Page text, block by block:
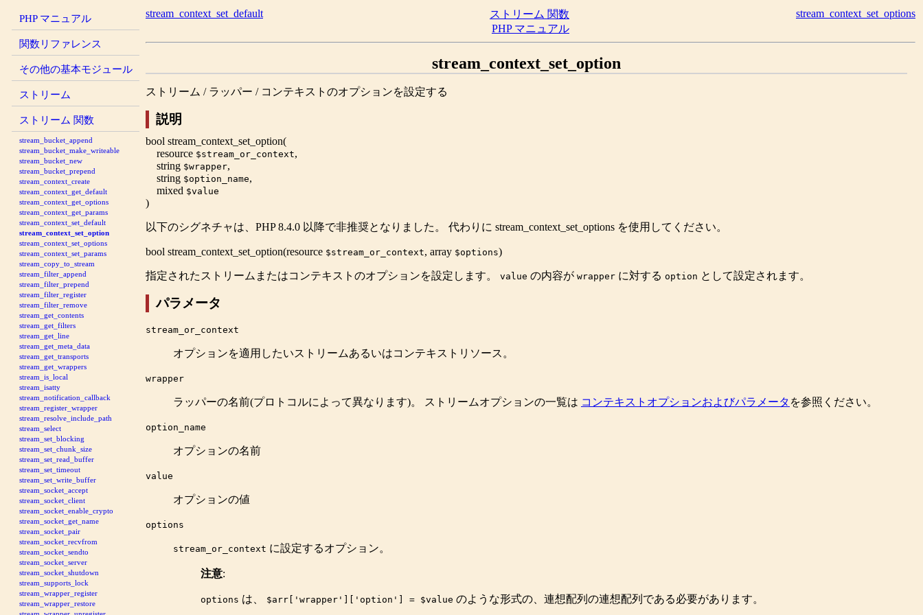
PHP マニュアル
関数リファレンス
その他の基本モジュール
ストリーム
ストリーム 関数
stream_bucket_append
stream_bucket_make_writeable
stream_bucket_new
stream_bucket_prepend
stream_context_create
stream_context_get_default
stream_context_get_options
stream_context_get_params
stream_context_set_default
stream_context_set_option
stream_context_set_options
stream_context_set_params
stream_copy_to_stream
stream_filter_append
stream_filter_prepend
stream_filter_register
stream_filter_remove
stream_get_contents
stream_get_filters
stream_get_line
stream_get_meta_data
stream_get_transports
stream_get_wrappers
stream_is_local
stream_isatty
stream_notification_callback
stream_register_wrapper
stream_resolve_include_path
stream_select
stream_set_blocking
stream_set_chunk_size
stream_set_read_buffer
stream_set_timeout
stream_set_write_buffer
stream_socket_accept
stream_socket_client
stream_socket_enable_crypto
stream_socket_get_name
stream_socket_pair
stream_socket_recvfrom
stream_socket_sendto
stream_socket_server
stream_socket_shutdown
stream_supports_lock
stream_wrapper_register
stream_wrapper_restore
stream_context_set_default stream_context_set_options
ストリーム 関数
PHP マニュアル
stream_context_set_option
ストリーム / ラッパー / コンテキストのオプションを設定する
説明
bool stream_context_set_option(
resource $stream_or_context,
string $wrapper,
string $option_name,
mixed $value
)
以下のシグネチャは、PHP 8.4.0 以降で非推奨となりました。 代わりに stream_context_set_options を使用してください。
bool stream_context_set_option(resource $stream_or_context, array $options)
指定されたストリームまたはコンテキストのオプションを設定します。 value の内容が wrapper に対する option として設定されます。
パラメータ
stream_or_context
オプションを適用したいストリームあるいはコンテキストリソース。
wrapper
ラッパーの名前(プロトコルによって異なります)。 ストリームオプションの一覧は コンテキストオプションおよびパラメータ を参照ください。
option_name
オプションの名前
value
オプションの値
options
stream_or_context に設定するオプション。
注意:
options は、 $arr['wrapper']['option'] = $value のような形式の、連想配列の連想配列である必要があります。